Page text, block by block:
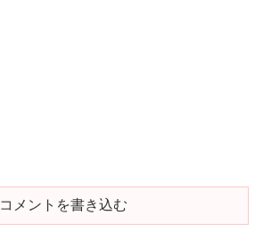
コメントを書き込む